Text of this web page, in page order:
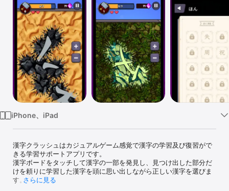
TV
iPhone、iPad
漢字クラッシュはカジュアルゲーム感覚で漢字の学習及び復習がで
きる学習サポートアプリです。
漢字ボードをタッチして漢字の一部を発見し、見つけ出した部分だ
けを頼りに学習した漢字を頭に思い出しながら正しい漢字を選びま
す。 さらに見る